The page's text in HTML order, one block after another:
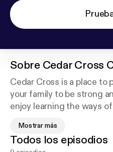
Sobre Cedar Cross
Cedar Cross is a place to
your family to be strong
enjoy learning the ways
enjoy as a church. We
plans for your life and our
Mostrar más
Todos los episodios